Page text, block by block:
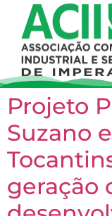
Projeto
Suzano
geração